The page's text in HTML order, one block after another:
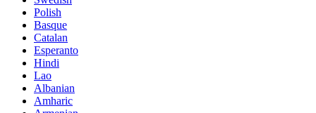
Polish
Basque
Catalan
Esperanto
Hindi
Lao
Albanian
Amharic